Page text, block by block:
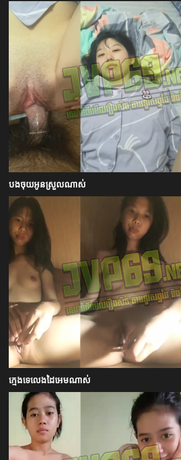
បងចុយអូនស្រួលណាស់
ក្មេងទេលេងដៃអេមណាស់